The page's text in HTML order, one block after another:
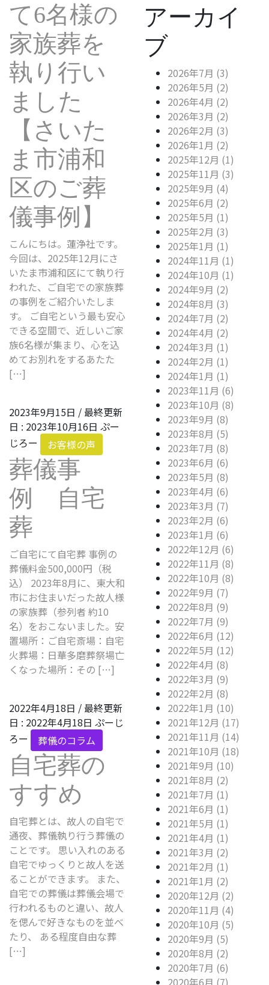
て6名様の
家族葬を
執り行い
ました
【さいた
ま市浦和
区のご葬
儀事例】
こんにちは。蓮浄社です。
今回は、2025年12月にさ
いたま市浦和区にて執り行
われた、ご自宅での家族葬
の事例をご紹介いたしま
す。 ご自宅という最も安心
できる空間で、近しいご家
族6名様が集まり、心を込
めてお別れをするあたた
[…]
2023年9月15日 / 最終更新
日 : 2023年10月16日 ぷー
じろー
お客様の声
葬儀事
例 自宅
葬
ご自宅にて自宅葬 事例の
葬儀料金500,000円（税
込） 2023年8月に、東大和
市にお住まいだった故人様
の家族葬（参列者 約10
名）をおこないました。安
置場所：ご自宅斎場：自宅
火葬場：日華多磨葬祭場亡
くなった場所：その […]
2022年4月18日 / 最終更新
日 : 2022年4月18日 ぷーじ
ろー
葬儀のコラム
自宅葬の
すすめ
自宅葬とは、故人の自宅で
通夜、葬儀執り行う葬儀の
ことです。 思い入れのある
自宅でゆっくりと故人を送
ることができます。 また、
自宅での葬儀は葬儀会場で
行われるものと違い、故人
を偲んで好きなものを並べ
たり、 ある程度自由な葬
[…]
アーカイ
ブ
2026年7月 (3)
2026年5月 (2)
2026年4月 (2)
2026年3月 (2)
2026年2月 (3)
2026年1月 (2)
2025年12月 (1)
2025年11月 (3)
2025年9月 (4)
2025年6月 (2)
2025年5月 (1)
2025年2月 (3)
2025年1月 (1)
2024年11月 (1)
2024年10月 (1)
2024年9月 (2)
2024年8月 (3)
2024年7月 (2)
2024年4月 (2)
2024年3月 (1)
2024年2月 (1)
2024年1月 (1)
2023年11月 (6)
2023年10月 (8)
2023年9月 (8)
2023年8月 (5)
2023年7月 (8)
2023年6月 (6)
2023年5月 (8)
2023年4月 (6)
2023年3月 (7)
2023年2月 (6)
2023年1月 (6)
2022年12月 (6)
2022年11月 (8)
2022年10月 (8)
2022年9月 (7)
2022年8月 (9)
2022年7月 (9)
2022年6月 (12)
2022年5月 (12)
2022年4月 (8)
2022年3月 (9)
2022年2月 (8)
2022年1月 (10)
2021年12月 (17)
2021年11月 (14)
2021年10月 (18)
2021年9月 (10)
2021年8月 (2)
2021年7月 (1)
2021年6月 (1)
2021年5月 (1)
2021年4月 (1)
2021年3月 (2)
2021年2月 (1)
2021年1月 (2)
2020年12月 (2)
2020年11月 (4)
2020年10月 (5)
2020年9月 (5)
2020年8月 (2)
2020年7月 (6)
2020年6月 (7)